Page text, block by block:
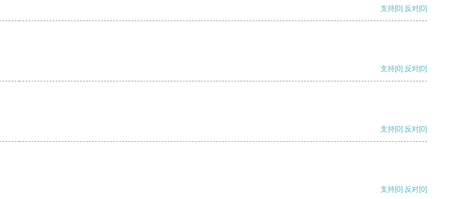
支持[0] 反对[0]
支持[0] 反对[0]
支持[0] 反对[0]
支持[0] 反对[0]